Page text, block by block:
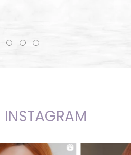
INSTAGRAM